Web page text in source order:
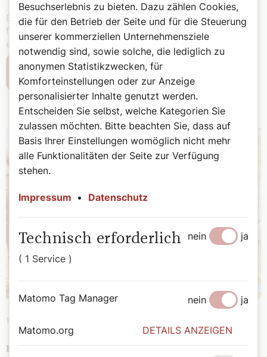
Erfahren Sie zu Pfingsten, wie der Heilige Geist die frühe Kirche
formte und heute individuelle Leben und Gemeinschaften
erneuert.
Weiterlesen
14. Mai 2024
HISTORY
Besuchserlebnis zu bieten. Dazu zählen Cookies,
die für den Betrieb der Seite und für die Steuerung
unserer kommerziellen Unternehmensziele
notwendig sind, sowie solche, die lediglich zu
anonymen Statistikzwecken, für
Komforteinstellungen oder zur Anzeige
personalisierter Inhalte genutzt werden.
Entscheiden Sie selbst, welche Kategorien Sie
zulassen möchten. Bitte beachten Sie, dass auf
Basis Ihrer Einstellungen womöglich nicht mehr
alle Funktionalitäten der Seite zur Verfügung
stehen.
Impressum • Datenschutz
Technisch erforderlich
( 1 Service )
nein ja
Matomo Tag Manager nein ja
Matomo.org DETAILS ANZEIGEN